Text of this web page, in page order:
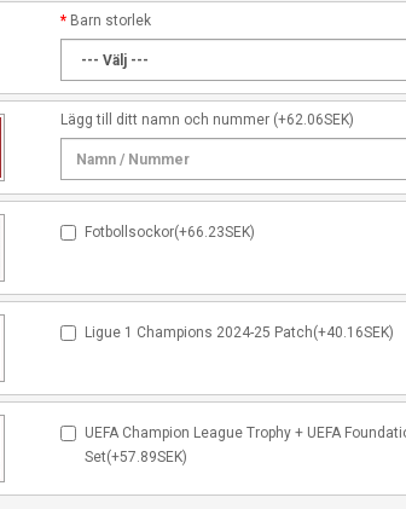
Barn storlek
Lägg till ditt namn och nummer (+62.06SEK)
Fotbollsockor(+66.23SEK)
Ligue 1 Champions 2024-25 Patch(+40.16SEK)
UEFA Champion League Trophy + UEFA
Set(+57.89SEK)